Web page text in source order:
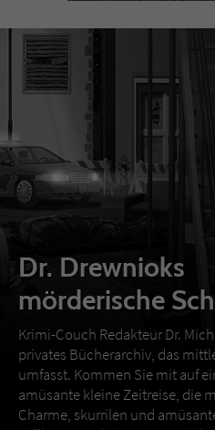
Dr. Drewnioks
mörderische
Krimi-Couch Redakteur Dr.
privates Bücherarchiv, das
umfasst. Kommen Sie mit auf
amüsante kleine Zeitreise, die
Charme, skurrilen und